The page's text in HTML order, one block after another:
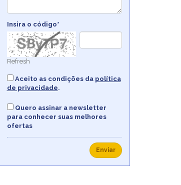
Insira o código*
Refresh
Aceito as condições da política
de privacidade.
Quero assinar a newsletter
para conhecer suas melhores
ofertas
Enviar